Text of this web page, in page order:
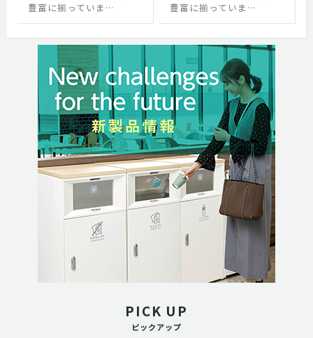
豊富に揃っていま…
豊富に揃っていま…
PICK UP
ピックアップ